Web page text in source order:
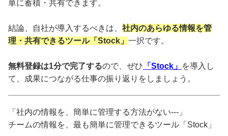
単に蓄積・共有できます。
結論、自社が導入するべきは、 社内のあらゆる情報を管
理・共有できるツール「Stock」 一択です。
無料登録は1分で完了するので、ぜひ 「Stock」 を導入し
て、成果につながる仕事の振り返りをしましょう。
「社内の情報を、簡単に管理する方法がない---」
チームの情報を、最も簡単に管理できるツール「Stock」